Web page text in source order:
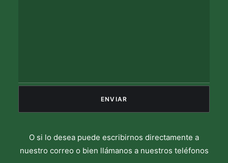
O si lo desea puede escribirnos directamente a
nuestro correo o bien llámanos a nuestros teléfonos